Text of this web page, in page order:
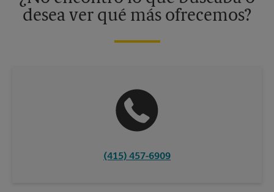
desea ver qué más ofrecemos?
(415) 457-6909